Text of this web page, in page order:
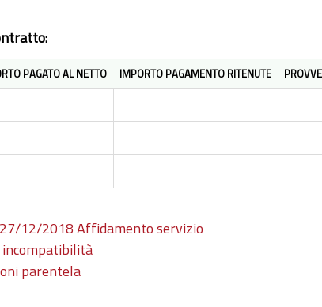
PAGATO AL NETTO IMPORTO PAGAMENTO RITENUTE
12/2018 Affidamento servizio
incompatibilità
parentela